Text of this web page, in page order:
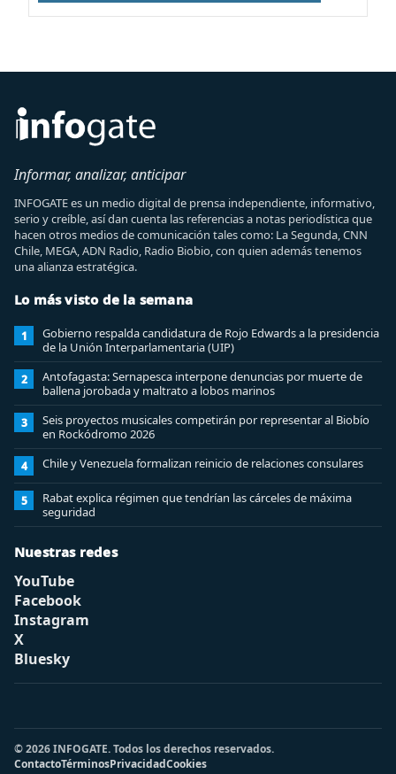
Informar, analizar, anticipar
INFOGATE es un medio digital de prensa independiente, informativo,
serio y creíble, así dan cuenta las referencias a notas periodística que
hacen otros medios de comunicación tales como: La Segunda, CNN
Chile, MEGA, ADN Radio, Radio Biobio, con quien además tenemos
una alianza estratégica.
Lo más visto de la semana
1
Gobierno respalda candidatura de Rojo Edwards a la presidencia
de la Unión Interparlamentaria (UIP)
2
Antofagasta: Sernapesca interpone denuncias por muerte de
ballena jorobada y maltrato a lobos marinos
3
Seis proyectos musicales competirán por representar al Biobío
en Rockódromo 2026
4 Chile y Venezuela formalizan reinicio de relaciones consulares
5
Rabat explica régimen que tendrían las cárceles de máxima
seguridad
Nuestras redes
YouTube
Facebook
Instagram
X
Bluesky
© 2026 INFOGATE. Todos los derechos reservados.
ContactoTérminosPrivacidadCookies